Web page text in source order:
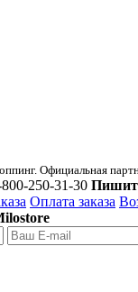
Официальная
250-31-30
Оплата заказа